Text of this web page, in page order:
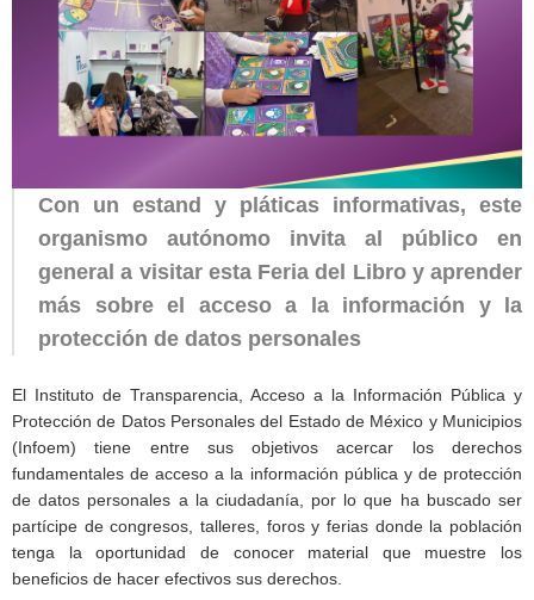
Con un estand y pláticas informativas, este
organismo autónomo invita al público en
general a visitar esta Feria del Libro y aprender
más sobre el acceso a la información y la
protección de datos personales
El Instituto de Transparencia, Acceso a la Información Pública y
Protección de Datos Personales del Estado de México y Municipios
(Infoem) tiene entre sus objetivos acercar los derechos
fundamentales de acceso a la información pública y de protección
de datos personales a la ciudadanía, por lo que ha buscado ser
partícipe de congresos, talleres, foros y ferias donde la población
tenga la oportunidad de conocer material que muestre los
beneficios de hacer efectivos sus derechos.